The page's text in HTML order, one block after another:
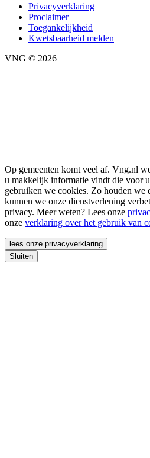
Privacyverklaring
Proclaimer
Toegankelijkheid
Kwetsbaarheid melden
VNG © 2026
Op gemeenten komt veel af. Vng.nl
u makkelijk informatie vindt die voor
gebruiken we cookies. Zo houden we
kunnen we onze dienstverlening
privacy. Meer weten? Lees onze
onze verklaring over het gebruik van
lees onze privacyverklaring
Sluiten